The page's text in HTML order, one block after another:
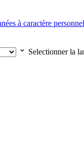
à caractère personnel
Selectionner la